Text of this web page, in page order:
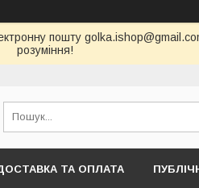
пошту
розуміння!
ТА ОПЛАТА